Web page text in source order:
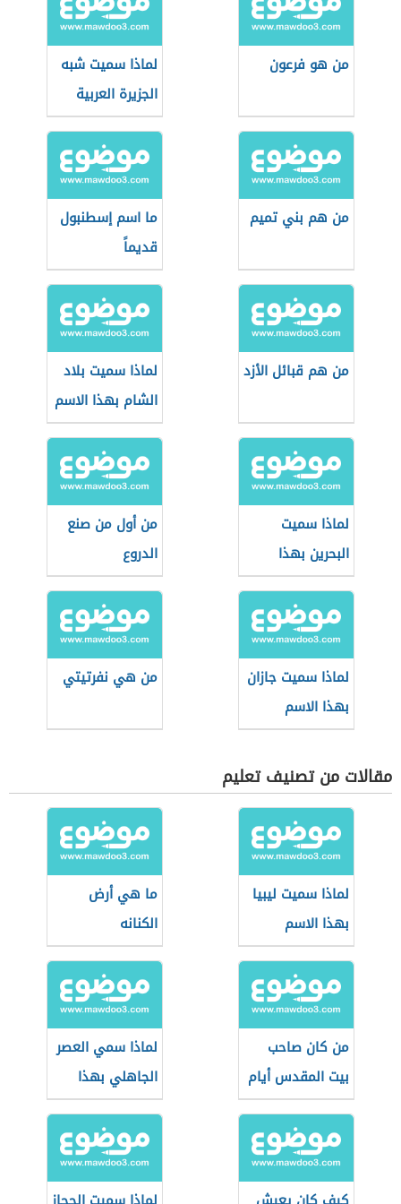
من هو فرعون
لماذا سميت شبه
الجزيرة العربية
بهذا الاسم
من هم بني تميم
ما اسم إسطنبول
قديماً
من هم قبائل الأزد
لماذا سميت بلاد
الشام بهذا الاسم
لماذا سميت
البحرين بهذا
الاسم
من أول من صنع
الدروع
لماذا سميت جازان
بهذا الاسم
من هي نفرتيتي
مقالات من تصنيف تعليم
لماذا سميت ليبيا
بهذا الاسم
ما هي أرض
الكنانه
من كان صاحب
بيت المقدس أيام
الصليبيين
لماذا سمي العصر
الجاهلي بهذا
الاسم